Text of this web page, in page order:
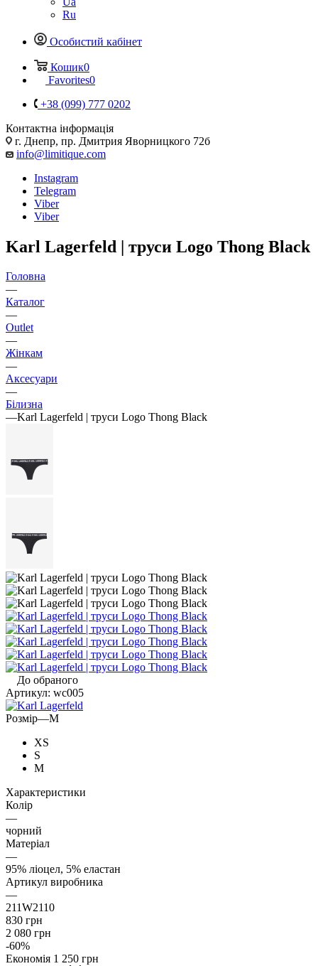
Ru
Особистий кабінет
Кошик0
Favorites0
+38 (099) 777 0202
Контактна інформація
г. Днепр, пр. Дмитрия Яворницкого 72б
info@limitique.com
Instagram
Telegram
Viber
Viber
Karl Lagerfeld | труси Logo Thong Black
Головна
—
Каталог
—
Outlet
—
Жінкам
—
Аксесуари
—
Білизна
—Karl Lagerfeld | труси Logo Thong Black
До обраного
Артикул: wc005
Розмір—M
XS
S
M
Характеристики
Колір
—
чорний
Матеріал
—
95% ліоцел, 5% еластан
Артикул виробника
—
211W2110
830 грн
2 080 грн
-60%
Економія 1 250 грн